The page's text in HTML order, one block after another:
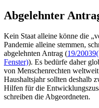
Abgelehnter
Kein Staat alleine könne die
Pandemie alleine stemmen,
abgelehnten Antrag (19/20039
Fenster)). Es bedürfe daher
von Menschenrechten
Haushaltsjahr sollten deshalb
Hilfen für die
schreiben die Abgeordneten.